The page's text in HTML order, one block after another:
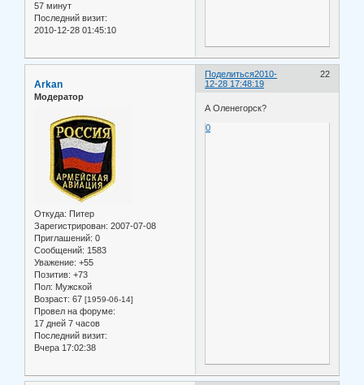
57 минут
Последний визит:
2010-12-28 01:45:10
Поделиться 22
2010-
12-28 17:48:19
Arkan
Модератор
Откуда: Питер
Зарегистрирован: 2007-07-08
Приглашений: 0
Сообщений: 1583
Уважение: +55
Позитив: +73
Пол: Мужской
Возраст: 67 [1959-06-14]
Провел на форуме:
17 дней 7 часов
Последний визит:
Вчера 17:02:38
А Оленегорск?
0